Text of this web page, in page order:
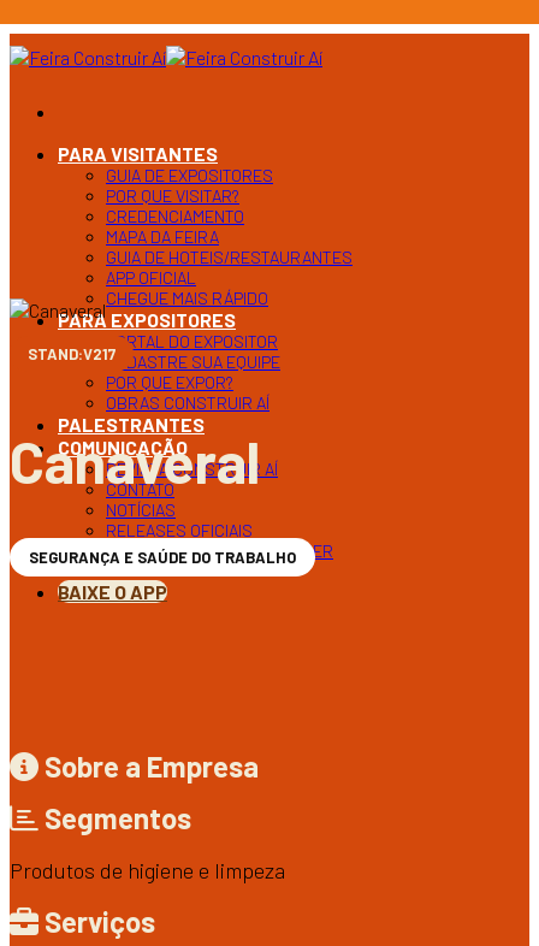
Ir
para
conteúdo
PARA VISITANTES
GUIA DE EXPOSITORES
POR QUE VISITAR?
CREDENCIAMENTO
MAPA DA FEIRA
GUIA DE HOTEIS/RESTAURANTES
APP OFICIAL
CHEGUE MAIS RÁPIDO
PARA EXPOSITORES
PORTAL DO EXPOSITOR
CADASTRE SUA EQUIPE
POR QUE EXPOR?
OBRAS CONSTRUIR AÍ
PALESTRANTES
COMUNICAÇÃO
REVISTA CONSTRUIR AÍ
CONTATO
NOTÍCIAS
RELEASES OFICIAIS
RECEBA NOSSA NEWSLETTER
BAIXE O APP
STAND:V217
Canaveral
SEGURANÇA E SAÚDE DO TRABALHO
Sobre a Empresa
Segmentos
Produtos de higiene e limpeza
Serviços